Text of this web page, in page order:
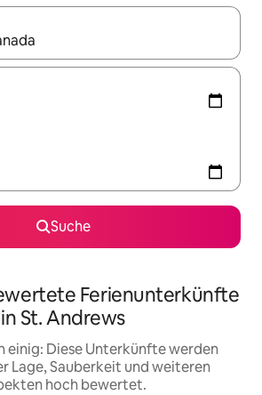
sind, navigiere mit den
Suche
Ferienunterkünfte
in St. Andrews
einig: Diese Unterkünfte werden
Lage, Sauberkeit und weiteren
hoch bewertet.